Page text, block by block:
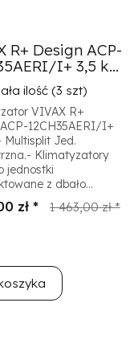
R+ Design ACP-
I+ 3,5 k...
ilość (3 szt)
VIVAX R+
12CH35AERI/I+
Multisplit Jed.
Klimatyzatory
jednostki
z dbało...
zł * 1 463,00 zł *